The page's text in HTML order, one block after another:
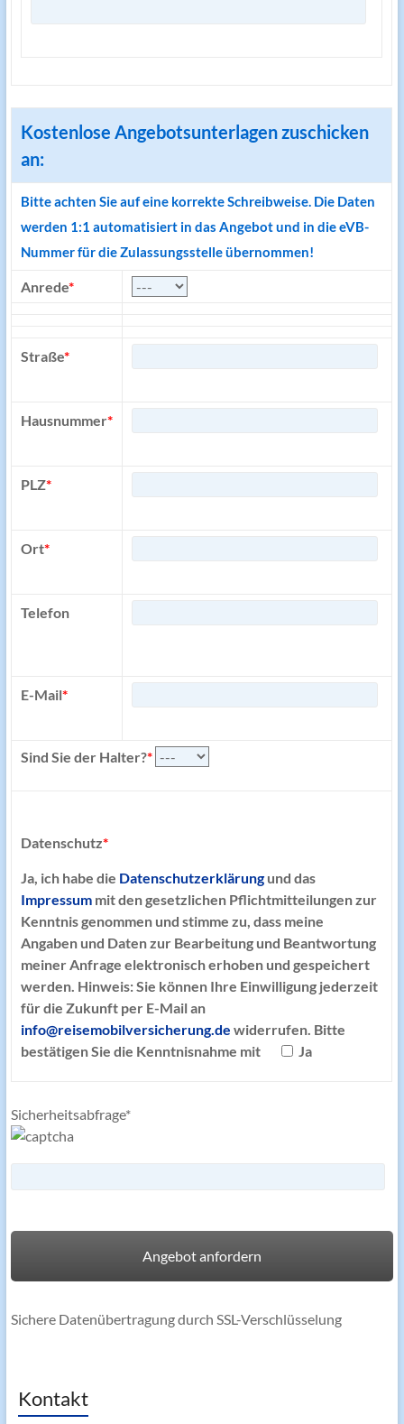
Kostenlose Angebotsunterlagen zuschicken
an:
Bitte achten Sie auf eine korrekte Schreibweise. Die Daten
werden 1:1 automatisiert in das Angebot und in die eVB-
Nummer für die Zulassungsstelle übernommen!
Anrede*
Straße*
Hausnummer*
PLZ*
Ort*
Telefon
E-Mail*
Sind Sie der Halter?*
Datenschutz*
Ja, ich habe die Datenschutzerklärungund das
Impressum mit den gesetzlichen Pflichtmitteilungen zur
Kenntnis genommen und stimme zu, dass meine
Angaben und Daten zur Bearbeitung und Beantwortung
meiner Anfrage elektronisch erhoben und gespeichert
werden. Hinweis:Sie können Ihre Einwilligung jederzeit
für die Zukunft per E-Mail an
info@reisemobilversicherung.de widerrufen. Bitte
bestätigen Sie die Kenntnisnahme mit
Ja
Sicherheitsabfrage*
Sichere Datenübertragung durch SSL-Verschlüsselung
Kontakt